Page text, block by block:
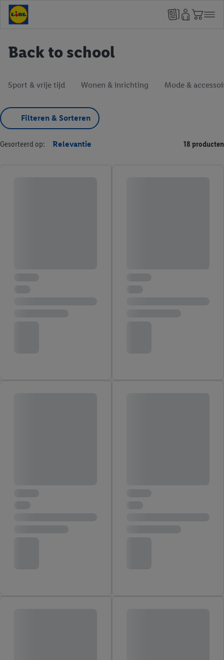
Back to school
Sport & vrije tijd Wonen & inrichting Mode &
Filteren & Sorteren
Gesorteerd op: Relevantie 18 producten